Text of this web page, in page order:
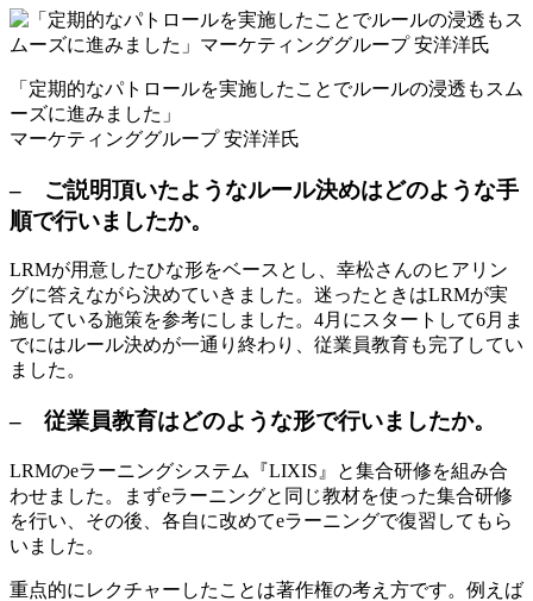
「定期的なパトロールを実施したことでルールの浸透もスム
ーズに進みました」
マーケティンググループ 安洋洋氏
– ご説明頂いたようなルール決めはどのような手
順で行いましたか。
LRMが用意したひな形をベースとし、幸松さんのヒアリン
グに答えながら決めていきました。迷ったときはLRMが実
施している施策を参考にしました。4月にスタートして6月ま
でにはルール決めが一通り終わり、従業員教育も完了してい
ました。
– 従業員教育はどのような形で行いましたか。
LRMのeラーニングシステム『LIXIS』と集合研修を組み合
わせました。まずeラーニングと同じ教材を使った集合研修
を行い、その後、各自に改めてeラーニングで復習してもら
いました。
重点的にレクチャーしたことは著作権の考え方です。例えば